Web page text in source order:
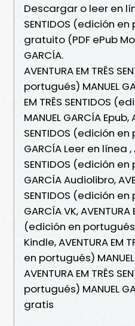
Descargar o leer en
SENTIDOS (edición
gratuito (PDF ePub
GARCÍA.
AVENTURA EM TRÊS
portugués) MANUEL
EM TRÊS SENTIDOS
MANUEL GARCÍA Epub,
SENTIDOS (edición en
GARCÍA Leer en línea ,
SENTIDOS (edición en
GARCÍA Audiolibro,
SENTIDOS (edición en
GARCÍA VK, AVENTURA
(edición en portugués)
Kindle, AVENTURA EM
en portugués)
AVENTURA EM TRÊS
portugués) MANUEL
gratis